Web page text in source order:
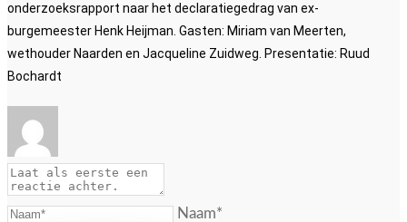
onderzoeksrapport naar het declaratiegedrag van ex-
burgemeester Henk Heijman. Gasten: Miriam van Meerten,
wethouder Naarden en Jacqueline Zuidweg. Presentatie: Ruud
Bochardt
Naam*